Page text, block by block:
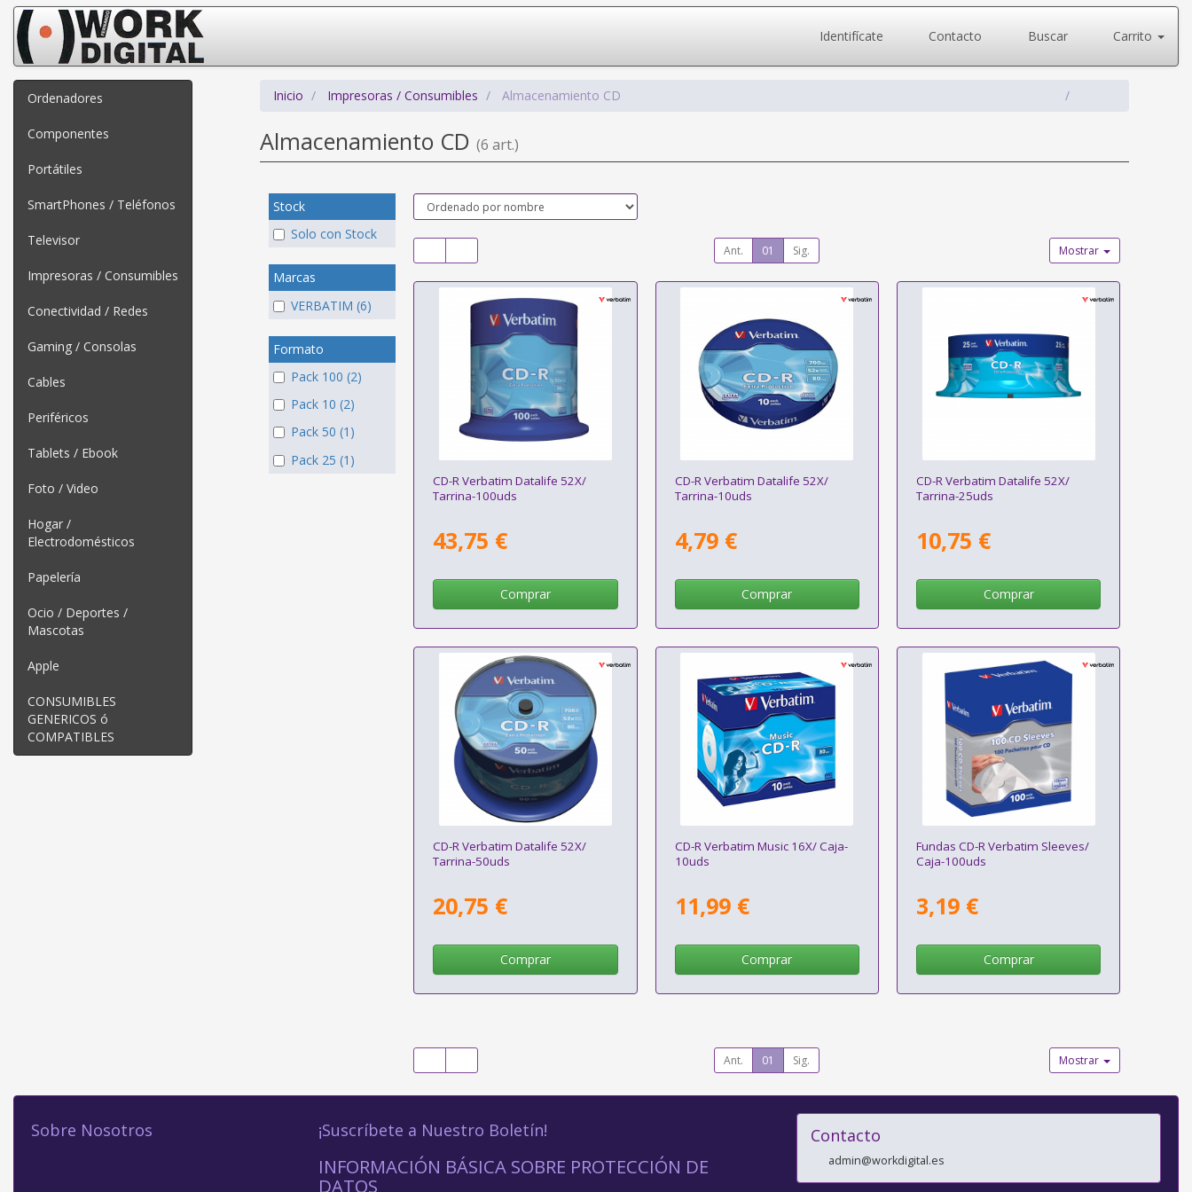
Identifícate Contacto Buscar Carrito
Ordenadores
Componentes
Portátiles
SmartPhones / Teléfonos
Televisor
Impresoras / Consumibles
Conectividad / Redes
Gaming / Consolas
Cables
Periféricos
Tablets / Ebook
Foto / Video
Hogar /
Electrodomésticos
Papelería
Ocio / Deportes /
Mascotas
Apple
CONSUMIBLES
GENERICOS ó
COMPATIBLES
Inicio Impresoras / Consumibles Almacenamiento CD
Almacenamiento CD (6 art.)
Stock
Solo con Stock
Marcas
VERBATIM (6)
Formato
Pack 100 (2)
Pack 10 (2)
Pack 50 (1)
Pack 25 (1)
Ant. 01 Sig. Mostrar
CD-R Verbatim Datalife 52X/
Tarrina-100uds
43,75 €
Comprar
CD-R Verbatim Datalife 52X/
Tarrina-10uds
4,79 €
Comprar
CD-R Verbatim Datalife 52X/
Tarrina-25uds
10,75 €
Comprar
CD-R Verbatim Datalife 52X/
Tarrina-50uds
20,75 €
Comprar
CD-R Verbatim Music 16X/ Caja-
10uds
11,99 €
Comprar
Fundas CD-R Verbatim Sleeves/
Caja-100uds
3,19 €
Comprar
Ant. 01 Sig. Mostrar
Sobre Nosotros ¡Suscríbete a Nuestro Boletín!
INFORMACIÓN BÁSICA SOBRE PROTECCIÓN DE
DATOS
Contacto
admin@workdigital.es